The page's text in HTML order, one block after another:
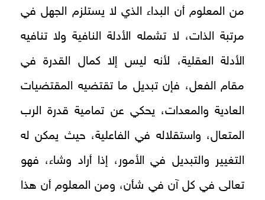
من المعلوم أن البداء الذي لا يستلزم الجهل في
مرتبة الذات، لا تشمله الأدلة النافية ولا تنافيه
الأدلة العقلية، لأنه ليس إلا كمال القدرة في
مقام الفعل، فإن تبديل ما تقتضيه المقتضيات
العادية والمعدات، يحكي عن تمامية قدرة الرب
المتعال، واستقلاله في الفاعلية، حيث يمكن له
التغيير والتبديل في الأمور، إذا أراد وشاء، فهو
تعالى في كل آن في شأن، ومن المعلوم أن هذا